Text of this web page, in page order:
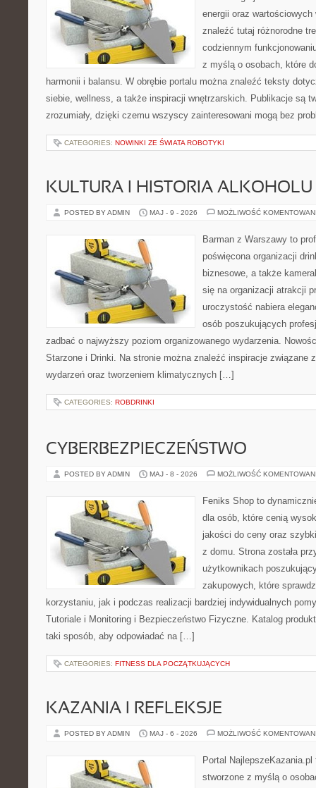
energii oraz
znaleźć tutaj różnorodne
codziennym
z myślą o osobach, które
harmonii i balansu. W obrębie portalu można znaleźć teksty
siebie, wellness, a także inspiracji wnętrzarskich. Publikacje są
zrozumiały, dzięki czemu wszyscy zainteresowani mogą bez
CATEGORIES: NOWINKI ZE ŚWIATA ROBOTYKI
KULTURA I HISTORIA ALKOHOLU
POSTED BY ADMIN MAJ - 9 - 2026 MOŻLIWOŚĆ
Barman z Warszawy to
poświęcona organizacji
biznesowe, a także
się na organizacji atrakcji
uroczystość nabiera
osób poszukujących
zadbać o najwyższy poziom organizowanego wydarzenia.
Starzone i Drinki. Na stronie można znaleźć inspiracje związane
wydarzeń oraz tworzeniem klimatycznych […]
CATEGORIES: ROBDRINKI
CYBERBEZPIECZEŃSTWO
POSTED BY ADMIN MAJ - 8 - 2026 MOŻLIWOŚĆ
Feniks Shop to
dla osób, które cenią
jakości do ceny oraz
z domu. Strona została
użytkownikach
zakupowych, które
korzystaniu, jak i podczas realizacji bardziej indywidualnych
Tutoriale i Monitoring i Bezpieczeństwo Fizyczne. Katalog
taki sposób, aby odpowiadać na […]
CATEGORIES: FITNESS DLA POCZĄTKUJĄCYCH
KAZANIA I REFLEKSJE
POSTED BY ADMIN MAJ - 6 - 2026 MOŻLIWOŚĆ
Portal
stworzone z myślą o